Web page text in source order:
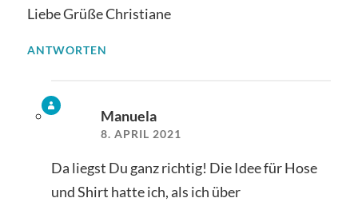
Liebe Grüße Christiane
ANTWORTEN
Manuela
8. APRIL 2021
Da liegst Du ganz richtig! Die Idee für Hose
und Shirt hatte ich, als ich über